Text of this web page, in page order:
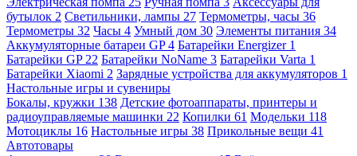
бутылок 2 Светильники, лампы 27 Термометры, часы 36
Термометры 32 Часы 4 Умный дом 30 Элементы питания 34
Аккумуляторные батареи GP4 Батарейки Energizer 1
Батарейки GP 22 Батарейки NoName 3 Батарейки Varta 1
Батарейки Xiaomi 2 Зарядные устройства для аккумуляторов 1
Настольные игры и сувениры
Бокалы, кружки 138 Детские фотоаппараты, принтеры и
радиоуправляемые машинки 22 Копилки 61 Модельки 118
Мотоциклы 16 Настольные игры 38 Прикольные вещи 41
Автотовары